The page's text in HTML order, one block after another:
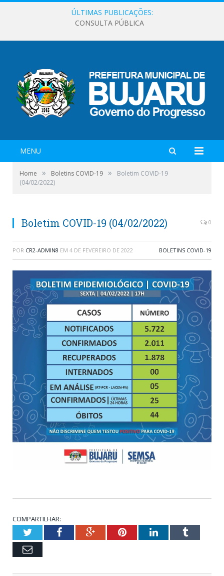
ÚLTIMAS PUBLICAÇÕES:
CONSULTA PÚBLICA
MENU
Home » Boletins COVID-19 »
Boletim COVID-19
(04/02/2022)
Boletim COVID-19 (04/02/2022) 0
POR CR2-ADMIN8 EM 4 DE FEVEREIRO DE 2022 BOLETINS COVID-19
COMPARTILHAR:
TwitterFacebookGoogle+PinterestLinkedInTumblr
Email